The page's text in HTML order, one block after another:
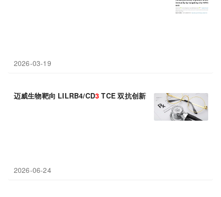
2026-03-19
迈威生物靶向 LILRB4/CD3 TCE 双抗创新药6MW5311 获
2026-06-24